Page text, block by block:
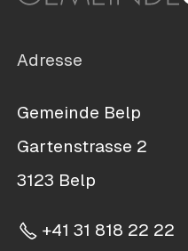
Adresse
Gemeinde Belp
Gartenstrasse 2
3123 Belp
+41 31 818 22 22